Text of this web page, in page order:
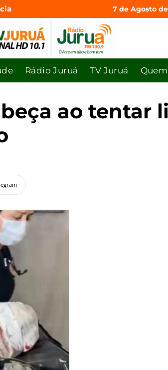
7 de Agosto de
Rádio Juruá TV Juruá
ao tentar